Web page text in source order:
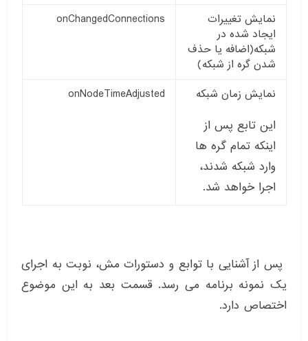
نمایش تغییرات
ایجاد شده در
شبکه(اضافه یا حذف
شدن گره از شبکه)
onChangedConnections
نمایش زمان شبکه
این تابع پس از
اینکه تمام گره ها
وارد شبکه شدند،
اجرا خواهد شد.
onNodeTimeAdjusted
پس از آشنایی با توابع و دستورات مش، نوبت به اجرای
یک نمونه برنامه می رسد. قسمت بعد به این موضوع
اختصاص دارد.